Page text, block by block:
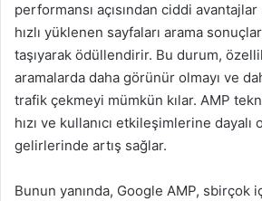
performansı açısından ciddi avantajlar
hızlı yüklenen sayfaları arama
taşıyarak ödüllendirir. Bu durum,
aramalarda daha görünür olmayı ve
trafik çekmeyi mümkün kılar. AMP
hızı ve kullanıcı etkileşimlerine dayalı
gelirlerinde artış sağlar.
Bunun yanında, Google AMP, sbirçok